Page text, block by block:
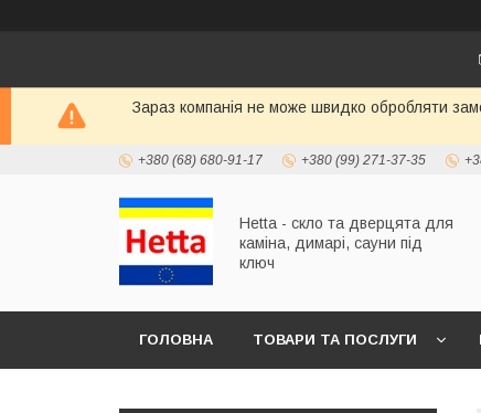
Зараз компанія не може швидко обробляти
+380 (68) 680-91-17 +380 (99) 271-37-35
Hetta - скло та дверцята для
каміна, димарі, сауни під
ключ
ГОЛОВНА ТОВАРИ ТА ПОСЛУГИ